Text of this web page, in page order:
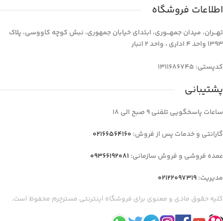
اطلاعات فروشگاه
تهـــران، میدان جمهـــوری، ابتدای خیابان جمهوری، نبش کوچه کاووسی، پلاک
1393 واحد 4 اداری ، واحد 2 انبار
کدپستی: 1311686745
پشتیبانی
ساعات پاسخگویی تلفنی 9 صبح الی 18
گارانتی و خدمات پس از فروش: 02166564160
عمده فروشی و فروش سازمانی: 09366192081
مدیریت:02122097319
کلیه حقوق مادی و معنوی برای فروشگاه اینترنتی مسترچرم محفوظ است.